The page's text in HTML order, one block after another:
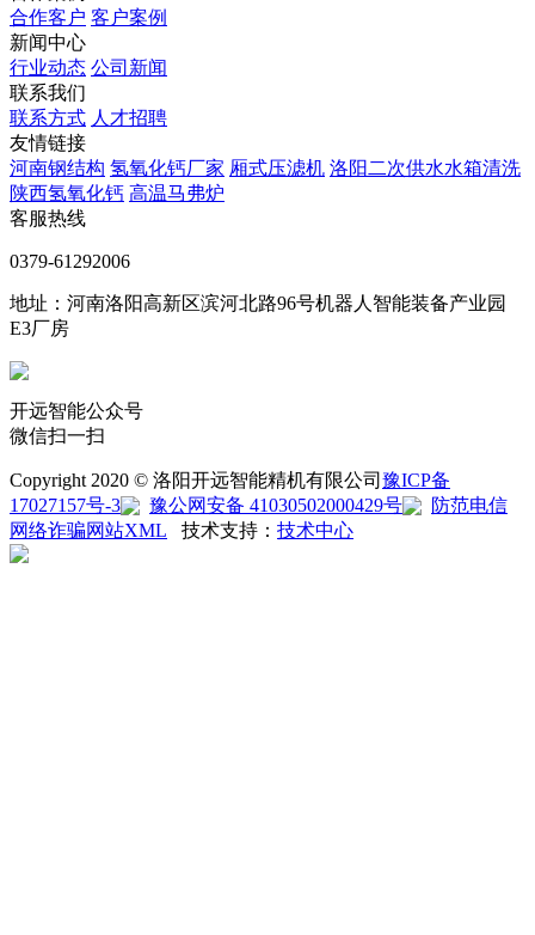
合作客户 客户案例
新闻中心
行业动态 公司新闻
联系我们
联系方式 人才招聘
友情链接
河南钢结构 氢氧化钙厂家 厢式压滤机 洛阳二次供水水箱清洗
陕西氢氧化钙 高温马弗炉
客服热线
0379-61292006
地址：河南洛阳高新区滨河北路96号机器人智能装备产业园
E3厂房
开远智能公众号
微信扫一扫
Copyright 2020 © 洛阳开远智能精机有限公司 豫ICP备
17027157号-3
豫公网安备 41030502000429号
防范电信
网络诈骗网站XML 技术支持： 技术中心